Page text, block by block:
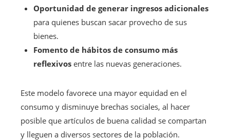
Oportunidad de generar ingresos adicionales
para quienes buscan sacar provecho de sus
bienes.
Fomento de hábitos de consumo más
reflexivos entre las nuevas generaciones.
Este modelo favorece una mayor equidad en el
consumo y disminuye brechas sociales, al hacer
posible que artículos de buena calidad se compartan
y lleguen a diversos sectores de la población.